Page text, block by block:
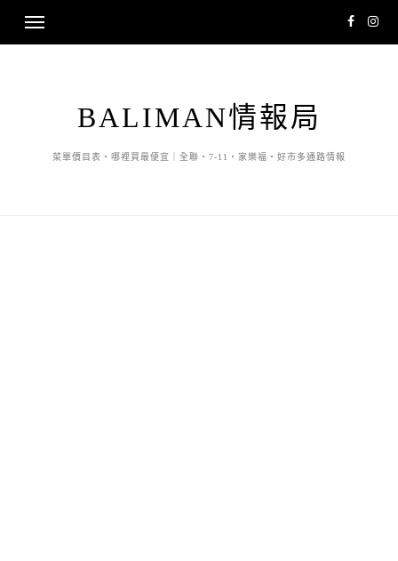
BALIMAN情報局
菜單價目表・哪裡買最便宜｜全聯・7-11・家樂福・好市多通路情報